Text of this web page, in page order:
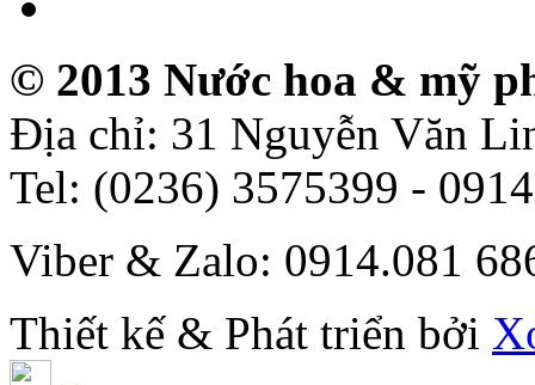
© 2013 Nước hoa & mỹ
Địa chỉ: 31 Nguyễn Văn
Tel: (0236) 3575399 -
Viber & Zalo: 0914.081
Thiết kế & Phát triển bởi